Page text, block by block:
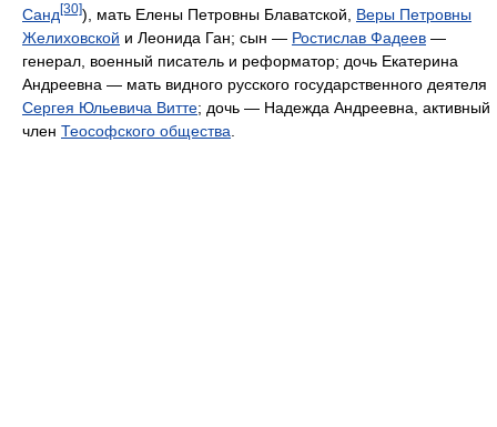
Санд [30]), мать Елены Петровны Блаватской, Веры Петровны
Желиховской и Леонида Ган; сын — Ростислав Фадеев —
генерал, военный писатель и реформатор; дочь Екатерина
Андреевна — мать видного русского государственного деятеля
Сергея Юльевича Витте; дочь — Надежда Андреевна, активный
член Теософского общества